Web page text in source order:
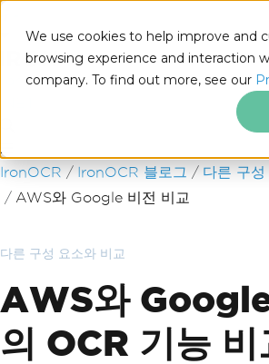
We use cookies to help improve and
browsing experience and interaction
company. To find out more, see our
푸터 콘텐츠로 바로가기
IronOCR IronOCR 블로그
다른 구성
AWS와 Google 비전 비교
다른 구성 요소와 비교
AWS와
의 OCR 기능 비